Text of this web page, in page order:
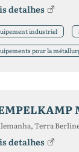
detalhes
industriel
pour la
Terra
detalhes